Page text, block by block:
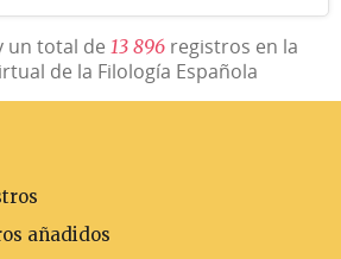
un total de 13 896registros en la
de la Filología Española
añadidos